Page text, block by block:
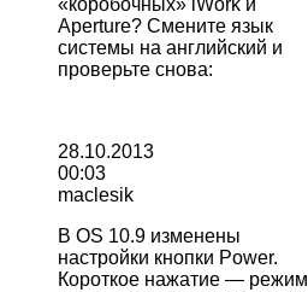
Aperture? Смените язык
системы на английский и
проверьте снова:
28.10.2013
00:03
maclesik
В OS 10.9 изменены
настройки кнопки Power.
Короткое нажатие — режим